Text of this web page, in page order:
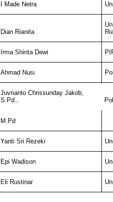
I Made Netra
Dian Rianita
Irma Shinta Dewi
Ahmad Nusi
Juvrianto Chrissunday Jakob,
S.Pd.,
M.Pd
Yanti Sri Rezeki
Epi Wadison
Eli Rustinar